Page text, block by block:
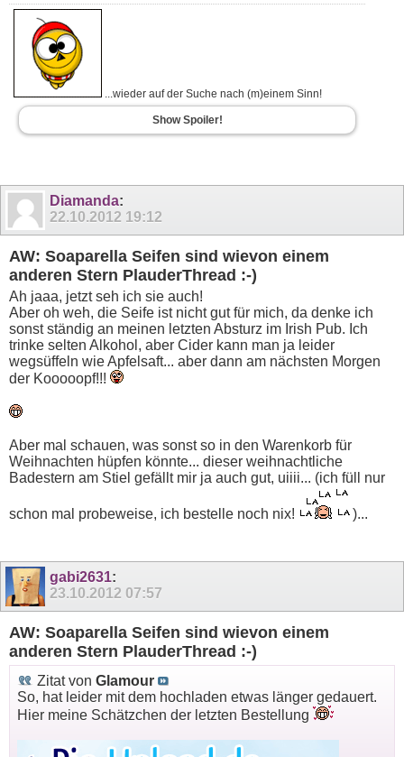
...wieder auf der Suche nach (m)einem Sinn!
Show Spoiler!
Diamanda:
22.10.2012 19:12
AW: Soaparella Seifen sind wievon einem
anderen Stern PlauderThread :-)
Ah jaaa, jetzt seh ich sie auch!
Aber oh weh, die Seife ist nicht gut für mich, da denke ich
sonst ständig an meinen letzten Absturz im Irish Pub. Ich
trinke selten Alkohol, aber Cider kann man ja leider
wegsüffeln wie Apfelsaft... aber dann am nächsten Morgen
der Kooooopf!!!
Aber mal schauen, was sonst so in den Warenkorb für
Weihnachten hüpfen könnte... dieser weihnachtliche
Badestern am Stiel gefällt mir ja auch gut, uiiii... (ich füll nur
schon mal probeweise, ich bestelle noch nix! )...
gabi2631:
23.10.2012 07:57
AW: Soaparella Seifen sind wievon einem
anderen Stern PlauderThread :-)
Zitat von Glamour
So, hat leider mit dem hochladen etwas länger gedauert.
Hier meine Schätzchen der letzten Bestellung